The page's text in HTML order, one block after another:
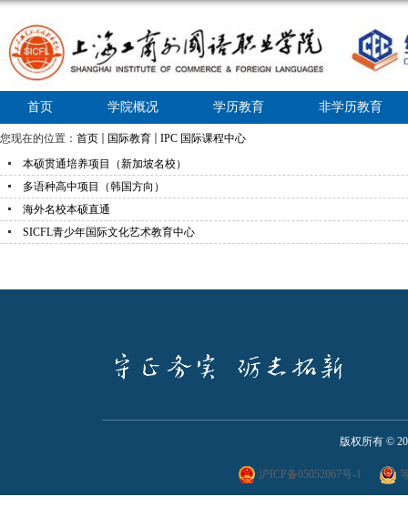
首页 学院概况 学历教育 非学历教育
您现在的位置： 首页 国际教育
IPC 国际课程中心
本硕贯通培养项目（新加坡名校）
多语种高中项目（韩国方向）
海外名校本硕直通
SICFL青少年国际文化艺术教育中心
版权所有 ©
沪ICP备05052067号-1